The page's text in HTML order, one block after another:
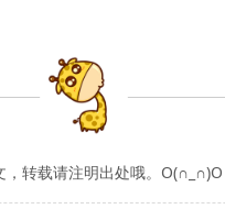
，转载请注明出处哦。O(∩_∩)O